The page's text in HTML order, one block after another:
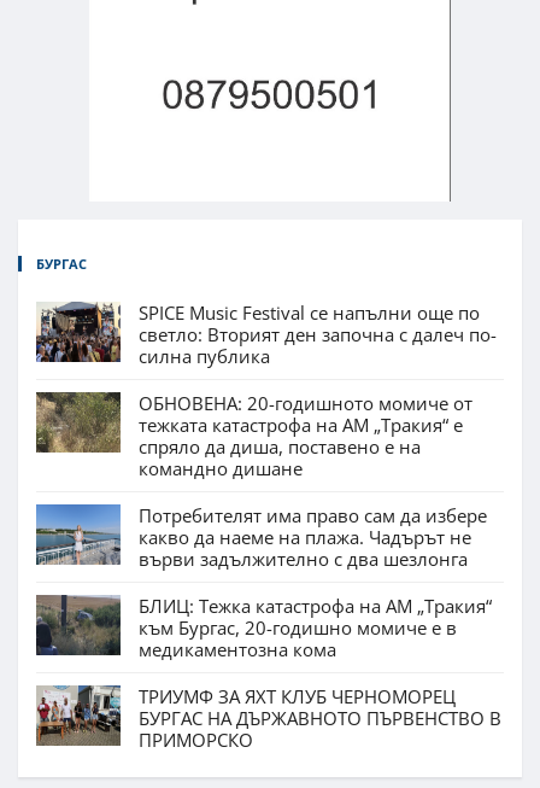
БУРГАС
SPICE Music Festival се напълни още по
светло: Вторият ден започна с далеч по-
силна публика
ОБНОВЕНА: 20-годишното момиче от
тежката катастрофа на АМ „Тракия“ е
спряло да диша, поставено е на
командно дишане
Потребителят има право сам да избере
какво да наеме на плажа. Чадърът не
върви задължително с два шезлонга
БЛИЦ: Тежка катастрофа на АМ „Тракия“
към Бургас, 20-годишно момиче е в
медикаментозна кома
ТРИУМФ ЗА ЯХТ КЛУБ ЧЕРНОМОРЕЦ
БУРГАС НА ДЪРЖАВНОТО ПЪРВЕНСТВО В
ПРИМОРСКО